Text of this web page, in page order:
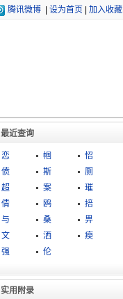
腾讯微博 设为首页 加入收藏
最近查询
恋 帼
怊
偾
斯
厕
超
案
璀
倩
鸥
掊
与
桑
畀
文
洒
瘐
强
伦
实用附录